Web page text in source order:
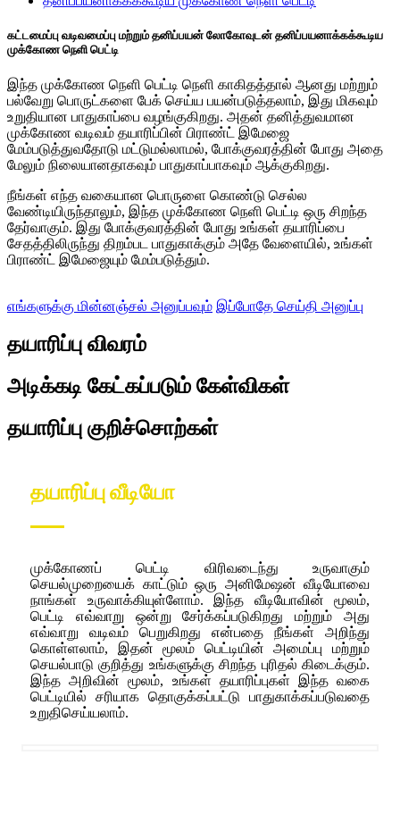
கட்டமைப்பு வடிவமைப்பு மற்றும் தனிப்பயன் லோகோவுடன் தனிப்பயனாக்கக்கூடிய
முக்கோண நெளி பெட்டி
இந்த முக்கோண நெளி பெட்டி நெளி காகிதத்தால் ஆனது மற்றும்
பல்வேறு பொருட்களை பேக் செய்ய பயன்படுத்தலாம், இது மிகவும்
உறுதியான பாதுகாப்பை வழங்குகிறது. அதன் தனித்துவமான
முக்கோண வடிவம் தயாரிப்பின் பிராண்ட் இமேஜை
மேம்படுத்துவதோடு மட்டுமல்லாமல், போக்குவரத்தின் போது அதை
மேலும் நிலையானதாகவும் பாதுகாப்பாகவும் ஆக்குகிறது.
நீங்கள் எந்த வகையான பொருளை கொண்டு செல்ல
வேண்டியிருந்தாலும், இந்த முக்கோண நெளி பெட்டி ஒரு சிறந்த
தேர்வாகும். இது போக்குவரத்தின் போது உங்கள் தயாரிப்பை
சேதத்திலிருந்து திறம்பட பாதுகாக்கும் அதே வேளையில், உங்கள்
பிராண்ட் இமேஜையும் மேம்படுத்தும்.
எங்களுக்கு மின்னஞ்சல் அனுப்பவும் இப்போதே செய்தி அனுப்பு
தயாரிப்பு விவரம்
அடிக்கடி கேட்கப்படும் கேள்விகள்
தயாரிப்பு குறிச்சொற்கள்
தயாரிப்பு வீடியோ
முக்கோணப் பெட்டி விரிவடைந்து உருவாகும்
செயல்முறையைக் காட்டும் ஒரு அனிமேஷன் வீடியோவை
நாங்கள் உருவாக்கியுள்ளோம். இந்த வீடியோவின் மூலம்,
பெட்டி எவ்வாறு ஒன்று சேர்க்கப்படுகிறது மற்றும் அது
எவ்வாறு வடிவம் பெறுகிறது என்பதை நீங்கள் அறிந்து
கொள்ளலாம், இதன் மூலம் பெட்டியின் அமைப்பு மற்றும்
செயல்பாடு குறித்து உங்களுக்கு சிறந்த புரிதல் கிடைக்கும்.
இந்த அறிவின் மூலம், உங்கள் தயாரிப்புகள் இந்த வகை
பெட்டியில் சரியாக தொகுக்கப்பட்டு பாதுகாக்கப்படுவதை
உறுதிசெய்யலாம்.